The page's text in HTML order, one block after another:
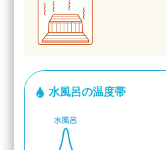
水風呂の温度帯